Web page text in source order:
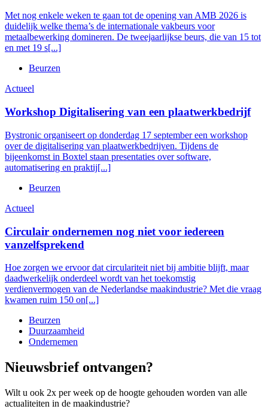
Met nog enkele weken te gaan tot de opening van AMB 2026 is
duidelijk welke thema’s de internationale vakbeurs voor
metaalbewerking domineren. De tweejaarlijkse beurs, die van 15 tot
en met 19 s[...]
Beurzen
Actueel
Workshop Digitalisering van een plaatwerkbedrijf
Bystronic organiseert op donderdag 17 september een workshop
over de digitalisering van plaatwerkbedrijven. Tijdens de
bijeenkomst in Boxtel staan presentaties over software,
automatisering en praktij[...]
Beurzen
Actueel
Circulair ondernemen nog niet voor iedereen
vanzelfsprekend
Hoe zorgen we ervoor dat circulariteit niet bij ambitie blijft, maar
daadwerkelijk onderdeel wordt van het toekomstig
verdienvermogen van de Nederlandse maakindustrie? Met die vraag
kwamen ruim 150 on[...]
Beurzen
Duurzaamheid
Ondernemen
Nieuwsbrief ontvangen?
Wilt u ook 2x per week op de hoogte gehouden worden van alle
actualiteiten in de maakindustrie?